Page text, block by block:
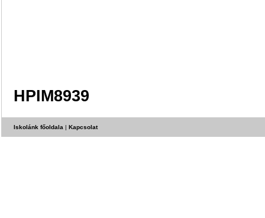
HPIM8939
Iskolánk főoldala | Kapcsolat